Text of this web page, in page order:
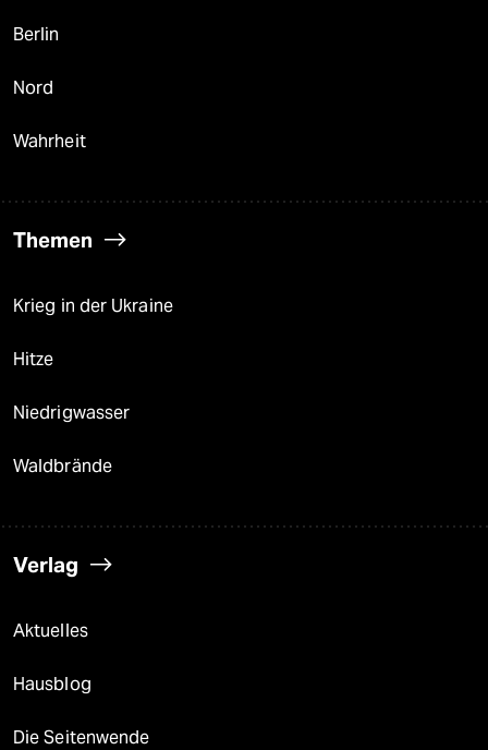
Berlin
Nord
Wahrheit
Themen
Krieg in der Ukraine
Hitze
Niedrigwasser
Waldbrände
Verlag
Aktuelles
Hausblog
Die Seitenwende